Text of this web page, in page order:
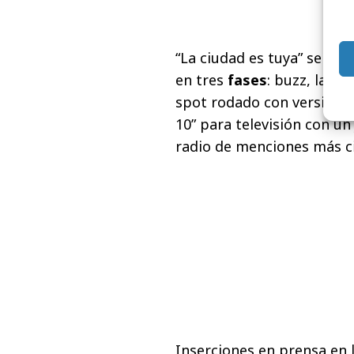
“La ciudad es tuya” será
en tres fases: buzz,
spot rodado con versiones
10” para televisión con
radio de menciones más
Inserciones en prensa